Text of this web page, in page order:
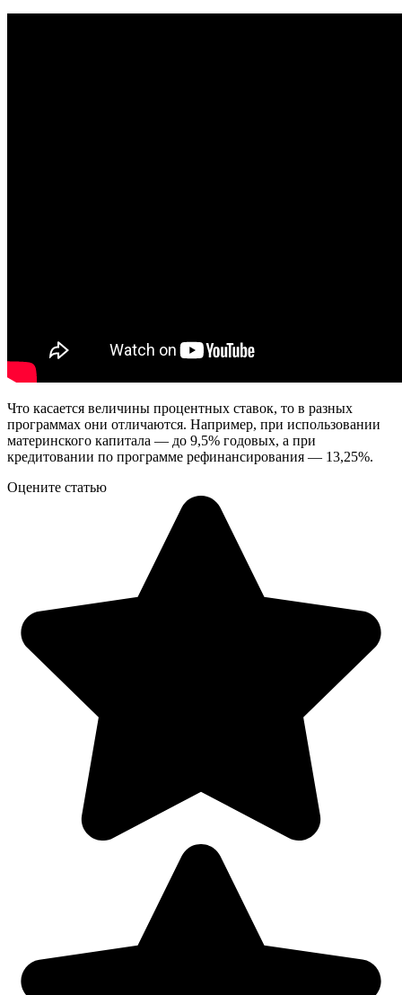
Что касается величины процентных ставок, то в разных
программах они отличаются. Например, при использовании
материнского капитала — до 9,5% годовых, а при
кредитовании по программе рефинансирования — 13,25%.
Оцените статью